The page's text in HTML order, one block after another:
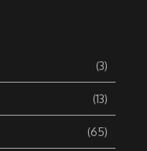
(3)
(13)
(65)